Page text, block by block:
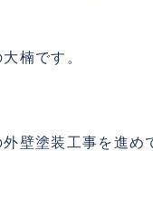
楠です。
壁塗装工事を進め